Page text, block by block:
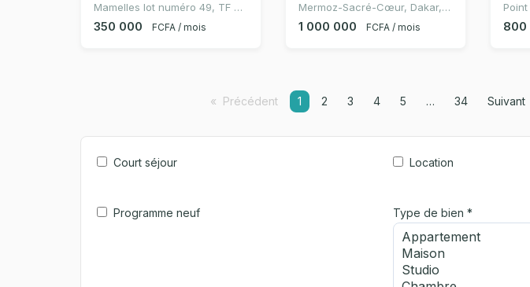
Mamelles lot numéro 49, TF 451, Dakar, Sénégal
350 000 FCFA / mois
Mermoz-Sacré-Cœur, Dakar, Sénégal
1 000 000 FCFA / mois 800
PrécédentpageVous êtes à la page
1 2 3 4 5 34 Suivant
Court séjour Location
Programme neuf Type de bien *